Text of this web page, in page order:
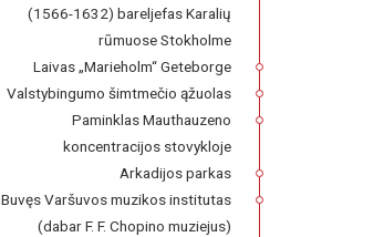
(1566-1632) bareljefas Karalių
rūmuose Stokholme
Laivas „Marieholm“ Geteborge
Valstybingumo šimtmečio ąžuolas
Paminklas Mauthauzeno
koncentracijos stovykloje
Arkadijos parkas
Buvęs Varšuvos muzikos institutas
(dabar F. F. Chopino muziejus)